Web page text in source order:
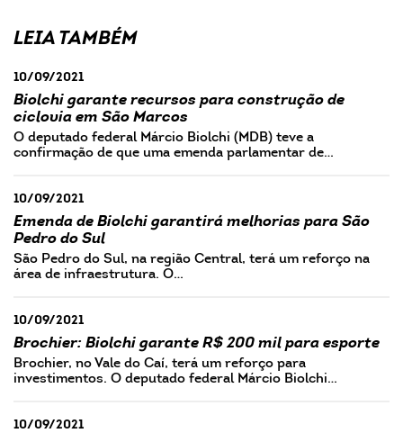
LEIA TAMBÉM
10/09/2021
Biolchi garante recursos para construção de
ciclovia em São Marcos
O deputado federal Márcio Biolchi (MDB) teve a
confirmação de que uma emenda parlamentar de…
10/09/2021
Emenda de Biolchi garantirá melhorias para São
Pedro do Sul
São Pedro do Sul, na região Central, terá um reforço na
área de infraestrutura. O…
10/09/2021
Brochier: Biolchi garante R$ 200 mil para esporte
Brochier, no Vale do Caí, terá um reforço para
investimentos. O deputado federal Márcio Biolchi…
10/09/2021